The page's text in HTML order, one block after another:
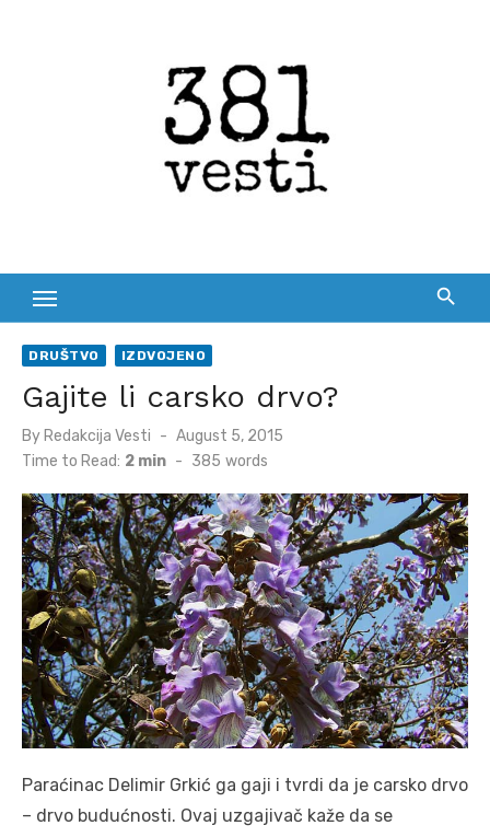
DRUŠTVO IZDVOJENO
Gajite li carsko drvo?
By Redakcija Vesti
Posted
August 5, 2015
Time to Read: 2 min - 385 words
Paraćinac Delimir Grkić ga gaji i tvrdi da je carsko drvo
– drvo budućnosti. Ovaj uzgajivač kaže da se